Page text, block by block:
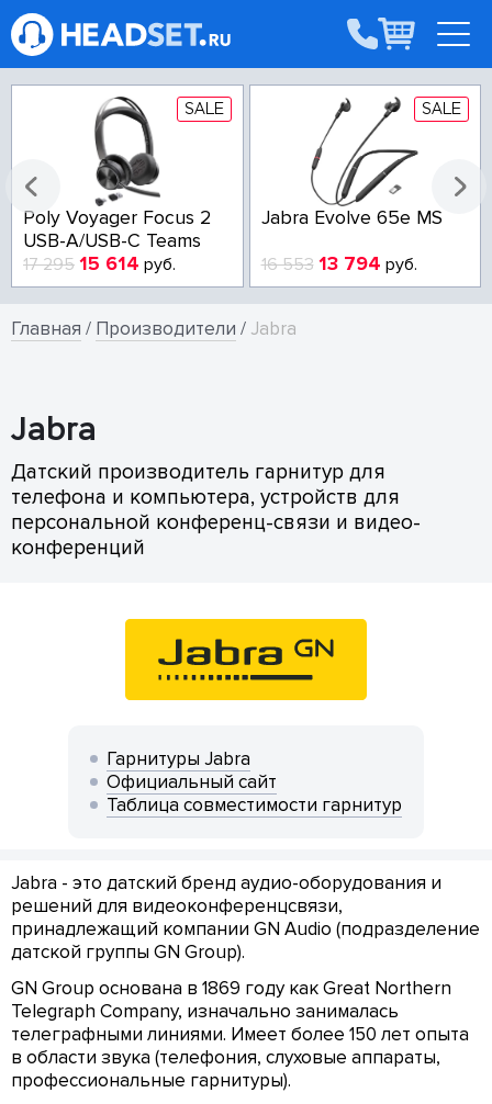
SALE
Poly Voyager Focus 2
USB-A/USB-C Teams
17 295 15 614 руб.
SALE
Jabra Evolve 65e MS
16 553 13 794 руб.
Главная / Производители / Jabra
Jabra
Датский производитель гарнитур для
телефона и компьютера, устройств для
персональной конференц-связи и видео-
конференций
Jabra - это датский бренд аудио-оборудования и
решений для видеоконференцсвязи,
принадлежащий компании GN Audio (подразделение
датской группы GN Group).
GN Group основана в 1869 году как Great Northern
Telegraph Company, изначально занималась
телеграфными линиями. Имеет более 150 лет опыта
в области звука (телефония, слуховые аппараты,
профессиональные гарнитуры).
Гарнитуры Jabra
Официальный сайт
Таблица совместимости гарнитур